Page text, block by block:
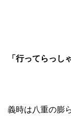
「行ってらっし
義時は八重の膨